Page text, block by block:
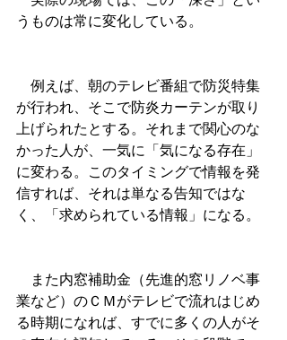
うものは常に変化している。
例えば、朝のテレビ番組で防災特集
が行われ、そこで防炎カーテンが取り
上げられたとする。それまで関心のな
かった人が、一気に「気になる存在」
に変わる。このタイミングで情報を発
信すれば、それは単なる告知ではな
く、「求められている情報」になる。
また内窓補助金（先進的窓リノベ事
業など）のＣＭがテレビで流れはじめ
る時期になれば、すでに多くの人がそ